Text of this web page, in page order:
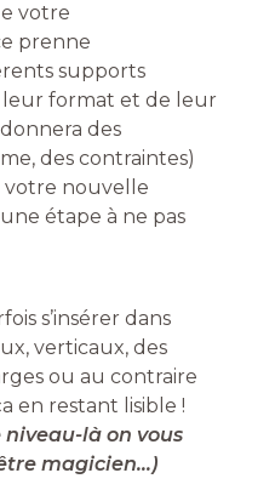
votre
prenne
supports
format et de leur
des
des contraintes)
votre nouvelle
étape à ne pas
s’insérer dans
verticaux, des
ou au contraire
en restant lisible !
niveau-là on vous
magicien…)